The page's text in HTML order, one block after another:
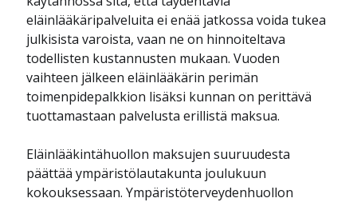
eläinlääkäripalveluita ei enää jatkossa voida tukea
julkisista varoista, vaan ne on hinnoiteltava
todellisten kustannusten mukaan. Vuoden
vaihteen jälkeen eläinlääkärin perimän
toimenpidepalkkion lisäksi kunnan on perittävä
tuottamastaan palvelusta erillistä maksua.
Eläinlääkintähuollon maksujen suuruudesta
päättää ympäristölautakunta joulukuun
kokouksessaan. Ympäristöterveydenhuollon